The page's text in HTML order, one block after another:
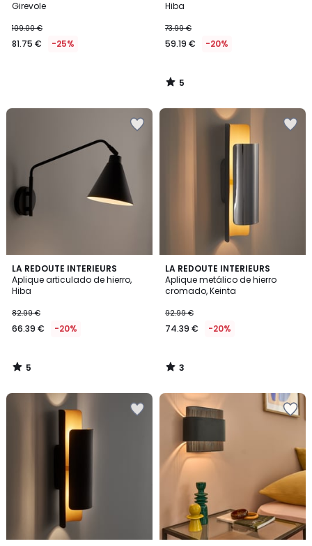
Girevole
109.00 €
81.75 € -25%
Hiba
73.99 €
59.19 € -20%
5
5
/
LA REDOUTE INTERIEURS
Aplique articulado de hierro,
Hiba
82.99 €
66.39 € -20%
5
/
5
5
/
LA REDOUTE INTERIEURS
Aplique metálico de hierro
cromado, Keinta
92.99 €
74.39 € -20%
3
/
5
3
/